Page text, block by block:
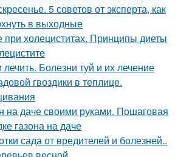
5 советов от эксперта, как
в выходные
при холециститах. Принципы диеты
Болезни туй и их лечение
гвоздики в теплице.
на даче своими руками. Пошаговая
газона на даче
сада от вредителей и болезней..